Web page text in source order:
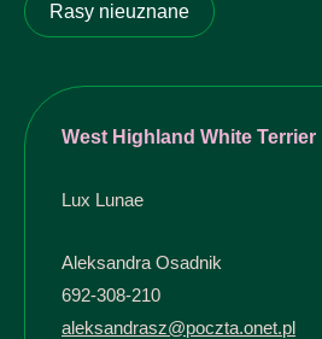
Rasy nieuznane
West Highland White Terrier
Lux Lunae
Aleksandra Osadnik
692-308-210
aleksandrasz@poczta.onet.pl